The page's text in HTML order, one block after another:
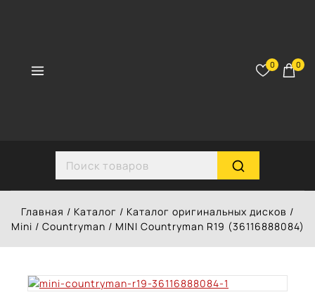
0 0
Главная / Каталог / Каталог оригинальных дисков /
Mini / Countryman / MINI Countryman R19 (36116888084)